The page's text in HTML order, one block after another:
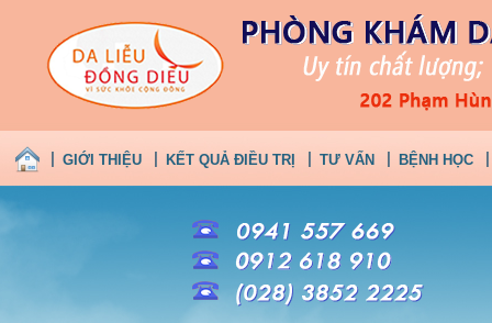
GIỚI THIỆU KẾT QUẢ ĐIỀU TRỊ TƯ VẤN BỆNH HỌC